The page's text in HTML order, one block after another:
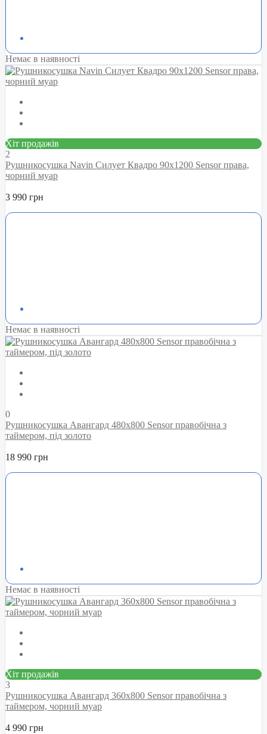
Немає в наявності
Хіт продажів
2
Рушникосушка Navin Силует Квадро 90х1200 Sensor права,
чорний муар
3 990 грн
Немає в наявності
0
Рушникосушка Авангард 480х800 Sensor правобічна з
таймером, під золото
18 990 грн
Немає в наявності
Хіт продажів
3
Рушникосушка Авангард 360х800 Sensor правобічна з
таймером, чорний муар
4 990 грн